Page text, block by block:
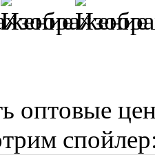
оптовые